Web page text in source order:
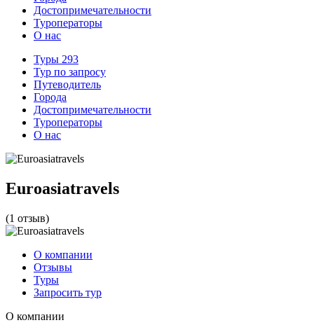
Достопримечательности
Туроператоры
О нас
Туры 293
Тур по запросу
Путеводитель
Города
Достопримечательности
Туроператоры
О нас
Euroasiatravels
(1 отзыв)
О компании
Отзывы
Туры
Запросить тур
О компании